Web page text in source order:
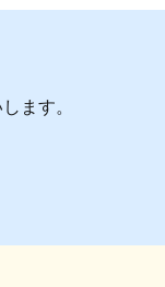
ます。